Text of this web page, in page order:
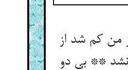
من کم شد از
** بی دو